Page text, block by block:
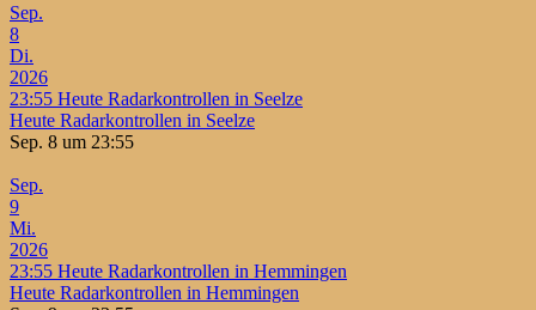
Sep.
8
Di.
2026
23:55 Heute Radarkontrollen in Seelze
Heute Radarkontrollen in Seelze
Sep. 8 um 23:55
Sep.
9
Mi.
2026
23:55 Heute Radarkontrollen in Hemmingen
Heute Radarkontrollen in Hemmingen